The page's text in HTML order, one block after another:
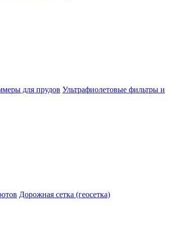
для прудов Ультрафиолетовые фильтры и
Дорожная сетка (геосетка)